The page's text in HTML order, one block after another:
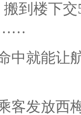
到楼下
……
中就能让
客发放西